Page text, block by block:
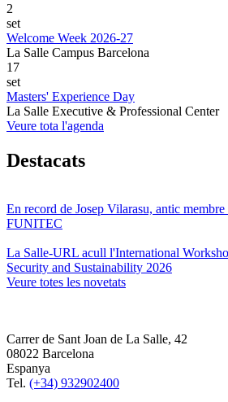
2
set
Welcome Week 2026-27
La Salle Campus Barcelona
17
set
Masters' Experience Day
La Salle Executive & Professional Center
Veure tota l'agenda
Destacats
En record de Josep Vilarasu, antic
FUNITEC
La Salle-URL acull l'International
Security and Sustainability 2026
Veure totes les novetats
Carrer de Sant Joan de La Salle, 42
08022 Barcelona
Espanya
Tel. (+34) 932902400